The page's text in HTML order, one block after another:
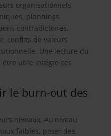
organisationnels
plannings
contradictoires,
conflits de valeurs
Une lecture du
utile intègre ces
le burn-out des
niveaux. Au niveau
faibles, poser des